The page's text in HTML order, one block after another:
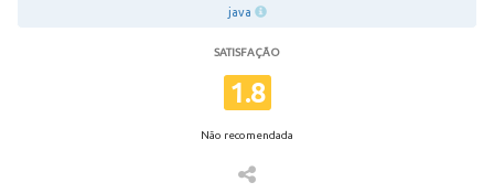
java
SATISFAÇÃO
1.8
Não recomendada